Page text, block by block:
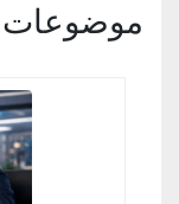
موضوعات